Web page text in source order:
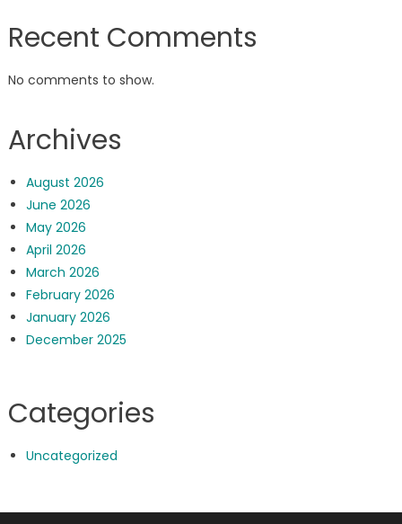
Recent Comments
No comments to show.
Archives
August 2026
June 2026
May 2026
April 2026
March 2026
February 2026
January 2026
December 2025
Categories
Uncategorized